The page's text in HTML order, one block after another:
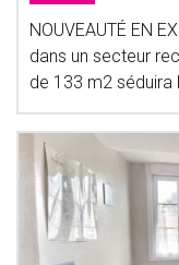
NOUVEAUTÉ EN
dans un secteur
de 133 m2 séduira